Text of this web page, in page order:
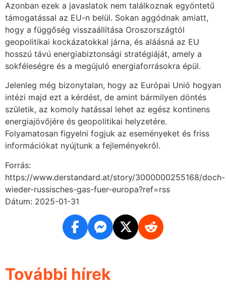
Azonban ezek a javaslatok nem találkoznak egyöntetű
támogatással az EU-n belül. Sokan aggódnak amiatt,
hogy a függőség visszaállítása Oroszországtól
geopolitikai kockázatokkal járna, és aláásná az EU
hosszú távú energiabiztonsági stratégiáját, amely a
sokféleségre és a megújuló energiaforrásokra épül.
Jelenleg még bizonytalan, hogy az Európai Unió hogyan
intézi majd ezt a kérdést, de amint bármilyen döntés
születik, az komoly hatással lehet az egész kontinens
energiajövőjére és geopolitikai helyzetére.
Folyamatosan figyelni fogjuk az eseményeket és friss
információkat nyújtunk a fejleményekről.
Forrás:
https://www.derstandard.at/story/3000000255168/doch-
wieder-russisches-gas-fuer-europa?ref=rss
Dátum: 2025-01-31
További hírek